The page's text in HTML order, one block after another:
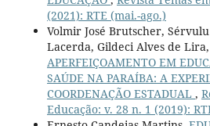
(2021): RTE (mai.-ago.)
Volmir José Brutscher,
Lacerda, Gildeci Alves de Lira,
APERFEIÇOAMENTO EM
SAÚDE NA PARAÍBA: A
COORDENAÇÃO ESTADUAL ,
Educação: v. 28 n. 1 (2019):